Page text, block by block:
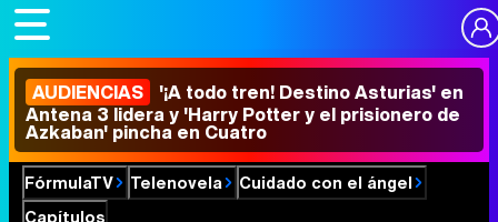
AUDIENCIAS '¡A todo tren! Destino Asturias' en
Antena 3 lidera y 'Harry Potter y el prisionero de
Azkaban' pincha en Cuatro
FórmulaTV Telenovela
Cuidado con el ángel
Capítulos